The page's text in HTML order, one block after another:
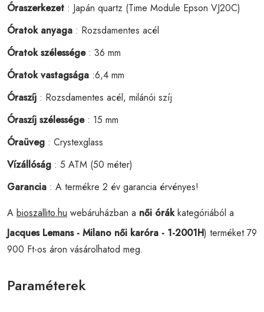
Óraszerkezet : Japán quartz (Time Module Epson VJ20C)
Óratok anyaga : Rozsdamentes acél
Óratok szélessége: 36 mm
Óratok vastagsága :6,4 mm
Óraszíj : Rozsdamentes acél, milánói szíj
Óraszíj szélessége: 15 mm
Óraüveg : Crystexglass
Vízállóság : 5 ATM (50 méter)
Garancia : A termékre 2 év garancia érvényes!
A bioszallito.hu webáruházban a női órákkategóriából a
Jacques Lemans - Milano női karóra - 1-2001H) terméket 79
900 Ft-os áron vásárolhatod meg.
Paraméterek